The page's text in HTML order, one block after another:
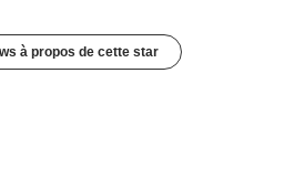
à propos de cette star